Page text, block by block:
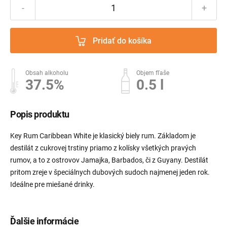
- +
Pridať do košíka
Obsah alkoholu
37.5%
Objem fľaše
0.5 l
Ďalšie informácie
Popis produktu
Key Rum Caribbean White je klasický biely rum. Základom je
destilát z cukrovej trstiny priamo z kolísky všetkých pravých
rumov, a to z ostrovov Jamajka, Barbados, či z Guyany. Destilát
pritom zreje v špeciálnych dubových sudoch najmenej jeden rok.
Ideálne pre miešané drinky.